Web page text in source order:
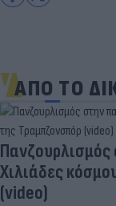
ΑΠΟ ΤΟ
Χιλιάδες
(video)